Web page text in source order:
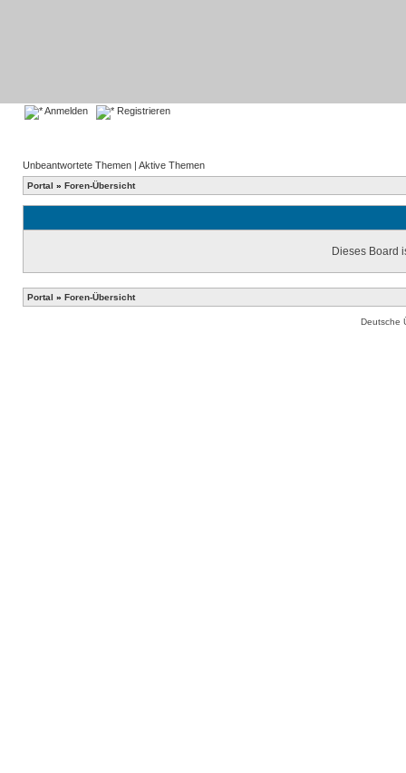
Anmelden Registrieren
Unbeantwortete Themen | Aktive Themen
Portal » Foren-Übersicht
Dieses Board
Portal » Foren-Übersicht
Deutsche